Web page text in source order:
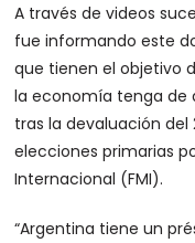
A través de videos
fue informando este
que tienen el objetivo
la economía tenga de
tras la devaluación del
elecciones primarias
Internacional (FMI).
“Argentina tiene un